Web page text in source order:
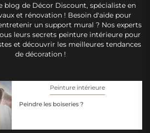
blog de Décor Discount, spécialiste en
et rénovation ! Besoin d'aide pour
un support mural ? Nos experts
leurs secrets peinture intérieure pour
et découvrir les meilleures tendances
de décoration !
Peinture intérieure
Peindre les boiseries ?